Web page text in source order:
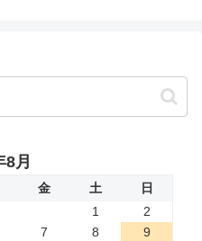
月
金 土
日
1
2
7 8
9